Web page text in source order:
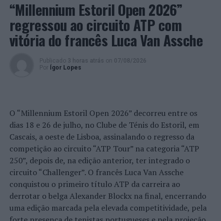
atravessando o oceano – “Atlântico Negro” – e inserido
num projeto de país construído pelas ações da
desumanidade e da violência, que deixou um legado de
extrema desigualdade social e profunda pobreza.
Os seus trabalhos foram expostos em importantes
eventos internacionais, como a Bienal de Veneza, Itália
Contemporary Art, na Bélgica (2012), o
, Argentina
(2010), a Kunst Film Biennial
, Alemanha, a II Trienal de
Luanda, em Angola, a 2ª
Changjiang International
Photography and Video Biennial
, na China, o
Weltkulturen Museum, Alemanha, ou nas Bienais III e X
do Mercosul, ambas no Brasil.
Também no Brasil, os trabalhos de Ayrson Heráclito
foram já apresentados em espaços de exibição, como o
Museu de Arte do Rio (MAR/RJ), a Associação Cultural
“Millennium Estoril Open 2026”
regressou ao circuito ATP com
vitória do francês Luca Van Assche
Publicado 3 horas atrás on 07/08/2026
Por
Ígor Lopes
O “Millennium Estoril Open 2026” decorreu entre os
dias 18 e 26 de julho, no Clube de Ténis do Estoril, em
Cascais, a oeste de Lisboa, assinalando o regresso da
competição ao circuito “ATP Tour” na categoria “ATP
250”, depois de, na edição anterior, ter integrado o
circuito “Challenger”. O francês Luca Van Assche
conquistou o primeiro título ATP da carreira ao
derrotar o belga Alexander Blockx na final, encerrando
uma edição marcada pela elevada competitividade, pela